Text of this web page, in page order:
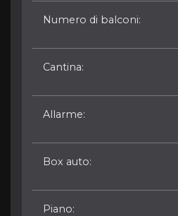
Numero di balconi
Cantina
Allarme
Box auto
Piano